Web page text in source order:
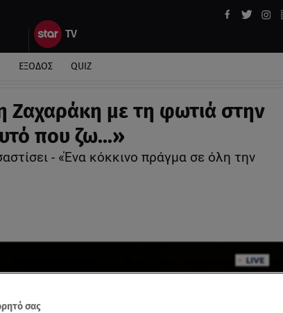
ΕΞΟΔΟΣ QUIZ
Ζαχαράκη με τη φωτιά στην
που ζω...»
- «Ένα κόκκινο πράγμα σε όλη την
σας